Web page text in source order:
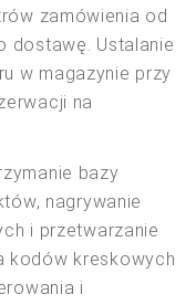
zamówienia od
dostawę. Ustalanie
w magazynie przy
na
bazy
nagrywanie
i przetwarzanie
kodów kreskowych
i